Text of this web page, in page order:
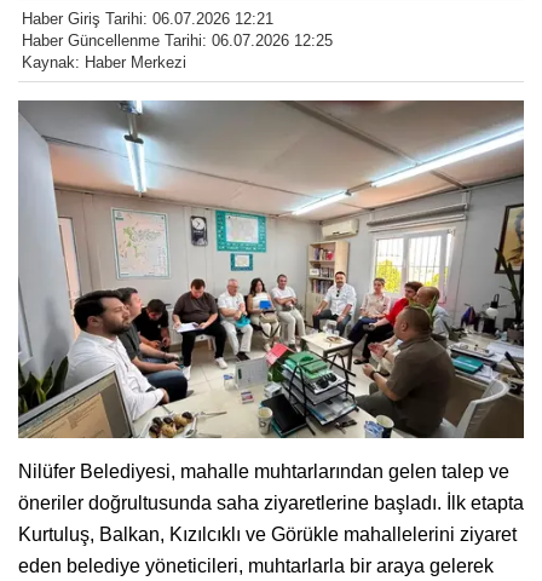
Haber Giriş Tarihi: 06.07.2026 12:21
Haber Güncellenme Tarihi: 06.07.2026 12:25
Kaynak: Haber Merkezi
Nilüfer Belediyesi, mahalle muhtarlarından gelen talep ve
öneriler doğrultusunda saha ziyaretlerine başladı. İlk etapta
Kurtuluş, Balkan, Kızılcıklı ve Görükle mahallelerini ziyaret
eden belediye yöneticileri, muhtarlarla bir araya gelerek